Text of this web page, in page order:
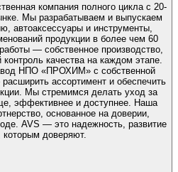
компания полного цикла с 20-
Мы разрабатываем и выпускаем
автоаксессуары и инструменты,
продукции в более чем 60
— собственное производство,
качества на каждом этапе.
НПО «ПРОХИМ» с собственной
ассортимент и обеспечить
уход за
эффективнее и доступнее. Наша
основанное на доверии,
AVS — это надежность, развитие
которым доверяют.